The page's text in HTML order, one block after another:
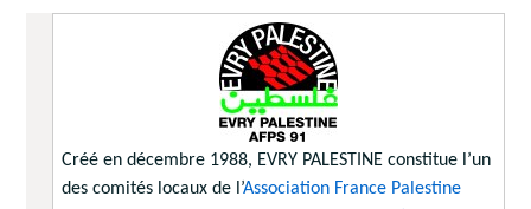
Créé en décembre 1988, EVRY PALESTINE constitue l’un
des comités locaux de l’Association France Palestine